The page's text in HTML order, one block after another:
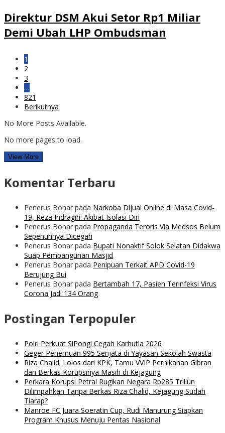
Direktur DSM Akui Setor Rp1 Miliar
Demi Ubah LHP Ombudsman
1
2
3
…
821
Berikutnya
No More Posts Available.
No more pages to load.
View More
Komentar Terbaru
Penerus Bonar pada Narkoba Dijual Online di Masa Covid-
19, Reza Indragiri: Akibat Isolasi Diri
Penerus Bonar pada Propaganda Teroris Via Medsos Belum
Sepenuhnya Dicegah
Penerus Bonar pada Bupati Nonaktif Solok Selatan Didakwa
Suap Pembangunan Masjid
Penerus Bonar pada Penipuan Terkait APD Covid-19
Berujung Bui
Penerus Bonar pada Bertambah 17, Pasien Terinfeksi Virus
Corona Jadi 134 Orang
Postingan Terpopuler
Polri Perkuat SiPongi Cegah Karhutla 2026
Geger Penemuan 995 Senjata di Yayasan Sekolah Swasta
Riza Chalid; Lolos dari KPK, Tamu VVIP Pernikahan Gibran
dan Berkas Korupsinya Masih di Kejagung
Perkara Korupsi Petral Rugikan Negara Rp285 Triliun
Dilimpahkan Tanpa Berkas Riza Chalid, Kejagung Sudah
Tiarap?
Manroe FC Juara Soeratin Cup, Rudi Manurung Siapkan
Program Khusus Menuju Pentas Nasional